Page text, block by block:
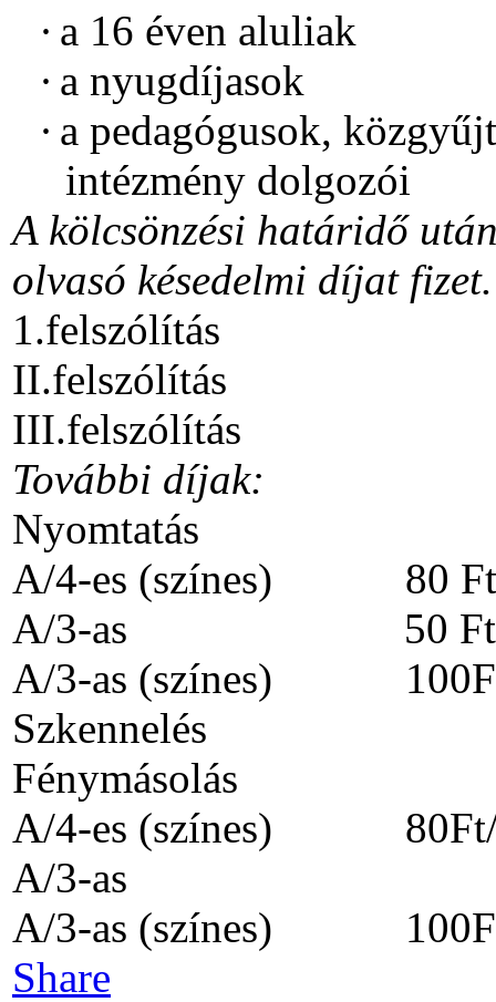
· a 16 éven aluliak
· a nyugdíjasok
· a pedagógusok,
intézmény dolgozói
A kölcsönzési határidő
olvasó késedelmi díjat fizet.
1.felszólítás
II.felszólítás
III.felszólítás
További díjak:
Nyomtatás
A/4-es (színes) 80
A/3-as 50 Ft/
A/3-as (színes)
A/4-es (színes) 80Ft/
A/3-as 30
A/3-as (színes)
Share